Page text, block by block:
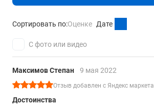
Сортировать по:Оценке Дате
С фото или видео
Максимов Степан 9 мая 2022
Отзыв добавлен с Яндекс маркета
Достоинства